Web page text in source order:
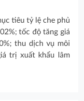
tiêu tỷ lệ che phủ
tốc độ tăng giá
thu dịch vụ môi
trị xuất khẩu lâm